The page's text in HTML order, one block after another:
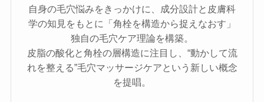
自身の毛穴悩みをきっかけに、成分設計と皮膚科
学の知見をもとに「角栓を構造から捉えなおす」
独自の毛穴ケア理論を構築。
皮脂の酸化と角栓の層構造に注目し、“動かして流
れを整える”毛穴マッサージケアという新しい概念
を提唱。